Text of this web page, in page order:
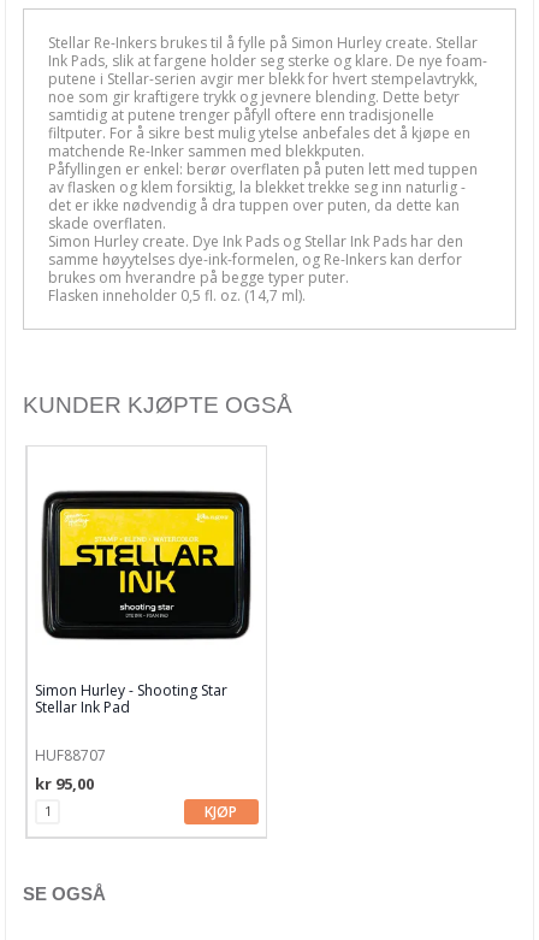
Brilliance Blekk
Chalk Fluid Edger
Ciao Bella Ink
Cosmic Shimmer
Dina Wakley
Distress Crayons
Distress Ink
Distress Mediums
Distress Paints
Distress Spritz
Distress Stain
Diverse glitter
Diverse blekk
Diverse maling
Diverse SPRAYS
Dylusions Ink Sprays & Paints
Stellar Re-Inkers brukes til å fylle på Simon Hurley create. Stellar
Ink Pads, slik at fargene holder seg sterke og klare. De nye foam-
putene i Stellar-serien avgir mer blekk for hvert stempelavtrykk,
noe som gir kraftigere trykk og jevnere blending. Dette betyr
samtidig at putene trenger påfyll oftere enn tradisjonelle
filtputer. For å sikre best mulig ytelse anbefales det å kjøpe en
matchende Re-Inker sammen med blekkputen.
Påfyllingen er enkel: berør overflaten på puten lett med tuppen
av flasken og klem forsiktig, la blekket trekke seg inn naturlig -
det er ikke nødvendig å dra tuppen over puten, da dette kan
skade overflaten.
Simon Hurley create. Dye Ink Pads og Stellar Ink Pads har den
samme høyytelses dye-ink-formelen, og Re-Inkers kan derfor
brukes om hverandre på begge typer puter.
Flasken inneholder 0,5 fl. oz. (14,7 ml).
KUNDER KJØPTE OGSÅ
Simon Hurley - Shooting Star
Stellar Ink Pad
HUF88707
kr 95,00
KJØP
SE OGSÅ